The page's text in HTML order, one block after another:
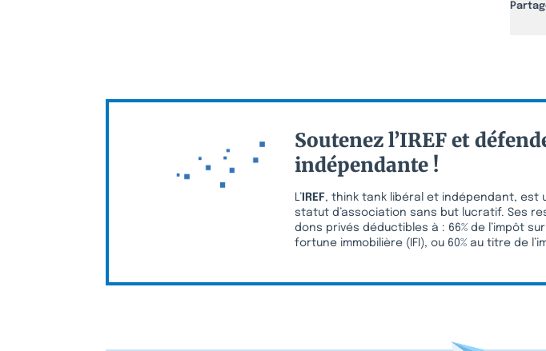
Soutenez l’IREF et
indépendante !
L’ IREF, think tank libéral et indépendant, est
statut d’association sans but lucratif. Ses
dons privés déductibles à : 66% de l’impôt sur
fortune immobilière (IFI), ou 60% au titre de